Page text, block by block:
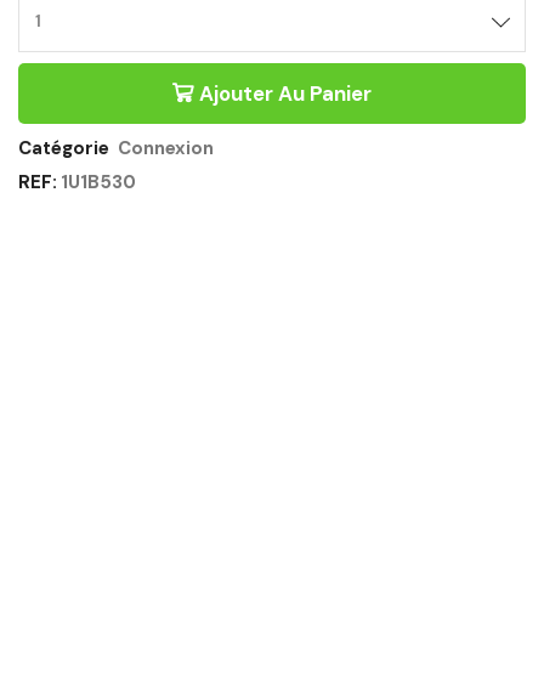
MULTIMÉDIA
-
Ajouter Au Panier
Catégorie Connexion
REF: 1U1B530